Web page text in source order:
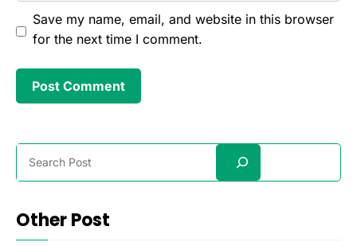
Save my name, email, and website in this browser
for the next time I comment.
Search
Other Post